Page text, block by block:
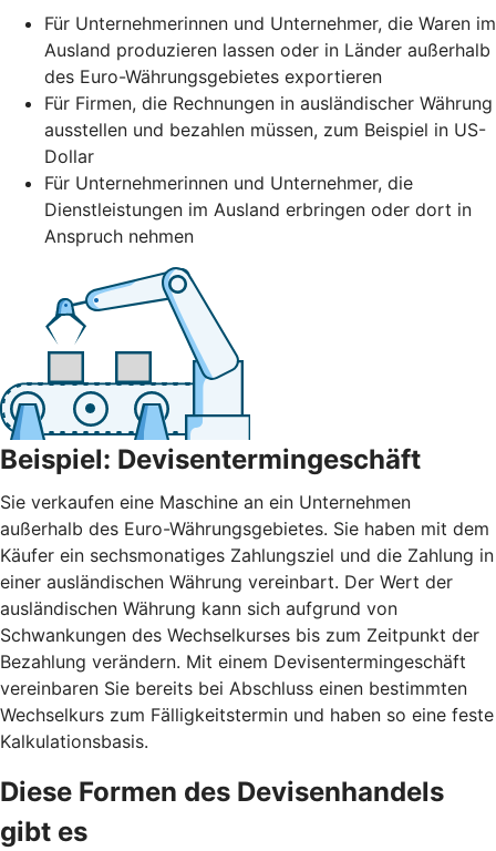
Für Unternehmerinnen und Unternehmer, die Waren im
Ausland produzieren lassen oder in Länder außerhalb
des Euro-Währungsgebietes exportieren
Für Firmen, die Rechnungen in ausländischer Währung
ausstellen und bezahlen müssen, zum Beispiel in US-
Dollar
Für Unternehmerinnen und Unternehmer, die
Dienstleistungen im Ausland erbringen oder dort in
Anspruch nehmen
Beispiel: Devisentermingeschäft
Sie verkaufen eine Maschine an ein Unternehmen
außerhalb des Euro-Währungsgebietes. Sie haben mit dem
Käufer ein sechsmonatiges Zahlungsziel und die Zahlung in
einer ausländischen Währung vereinbart. Der Wert der
ausländischen Währung kann sich aufgrund von
Schwankungen des Wechselkurses bis zum Zeitpunkt der
Bezahlung verändern. Mit einem Devisentermingeschäft
vereinbaren Sie bereits bei Abschluss einen bestimmten
Wechselkurs zum Fälligkeitstermin und haben so eine feste
Kalkulationsbasis.
Diese Formen des Devisenhandels
gibt es